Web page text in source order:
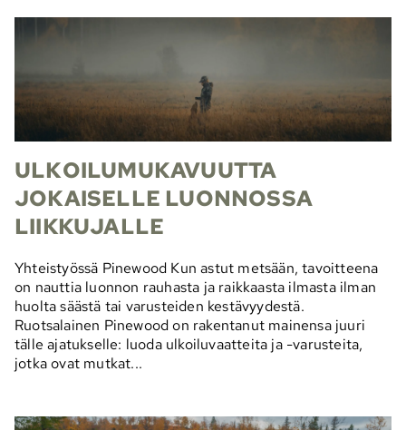
ULKOILUMUKAVUUTTA
JOKAISELLE LUONNOSSA
LIIKKUJALLE
Yhteistyössä Pinewood Kun astut metsään, tavoitteena
on nauttia luonnon rauhasta ja raikkaasta ilmasta ilman
huolta säästä tai varusteiden kestävyydestä.
Ruotsalainen Pinewood on rakentanut mainensa juuri
tälle ajatukselle: luoda ulkoiluvaatteita ja -varusteita,
jotka ovat mutkat...